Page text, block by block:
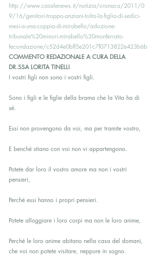
http://www.casalenews.it/notizia/cronaca/2011/0
9/16/genitori-troppo-anziani-tolta-la-figlia-di-sedici-
mesi-a-una-coppia-di-mirabello/adozione-
tribunale%20minori-mirabello%20monferrato-
fecondazione/c52d4e0bff5e201c7f0713822e423b6b
COMMENTO REDAZIONALE A CURA DELLA
DR.SSA LORITA TINELLI
I vostri figli non sono i vostri figli.
Sono i figli e le figlie della brama che la Vita ha di
sé.
Essi non provengono da voi, ma per tramite vostro,
E benché stiano con voi non vi appartengono.
Potete dar loro il vostro amore ma non i vostri
pensieri,
Perché essi hanno i propri pensieri.
Potete alloggiare i loro corpi ma non le loro anime,
Perché le loro anime abitano nella casa del domani,
che voi non potete visitare, neppure in sogno.